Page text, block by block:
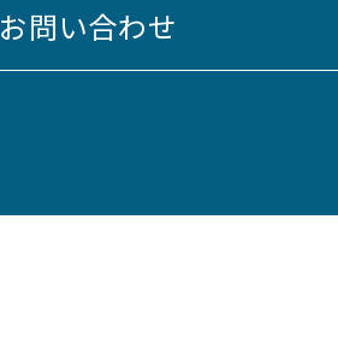
お問い合わせ